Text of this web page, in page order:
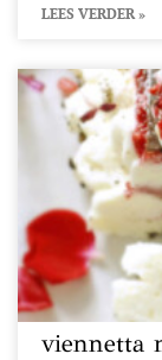
LEES VERDER »
viennetta